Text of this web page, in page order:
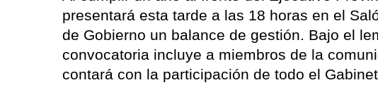
presentará esta tarde a las 18 horas en el
de Gobierno un balance de gestión. Bajo el
convocatoria incluye a miembros de la
contará con la participación de todo el